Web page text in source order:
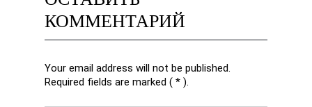
КОММЕНТАРИЙ
Your email address will not be published.
Required fields are marked ( * ).